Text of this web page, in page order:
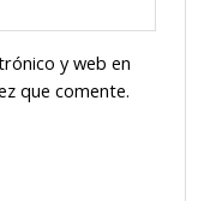
y web en
que comente.